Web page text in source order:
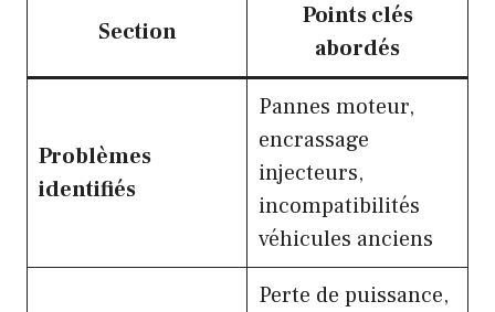
Section
Points clés
abordés
Problèmes
identifiés
Pannes moteur,
encrassage
injecteurs,
incompatibilités
véhicules anciens
Perte de puissance,